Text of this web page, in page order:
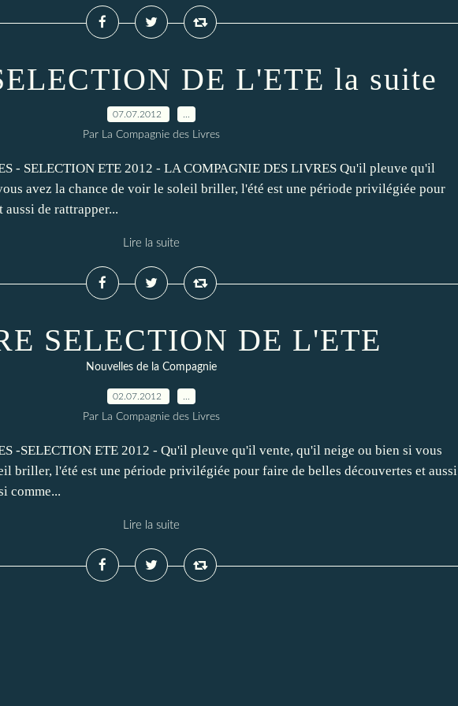
DE L'ETE la suite
07.07.2012
Par La Compagnie des Livres
- SELECTION ETE 2012 - LA COMPAGNIE DES LIVRES Qu'il pleuve qu'il
avez la chance de voir le soleil briller, l'été est une période privilégiée pour
de rattrapper...
Lire la suite
SELECTION DE L'ETE
Nouvelles de la Compagnie
02.07.2012
Par La Compagnie des Livres
-SELECTION ETE 2012 - Qu'il pleuve qu'il vente, qu'il neige ou bien si vous
briller, l'été est une période privilégiée pour faire de belles découvertes et aussi
comme...
Lire la suite